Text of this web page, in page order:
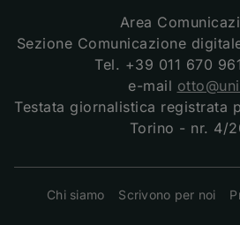
Area
Sezione Comunicazione
Tel. +39 011 670
e-mail
Testata giornalistica registrata
Torino - nr. 4/
Chi siamo Scrivono per noi